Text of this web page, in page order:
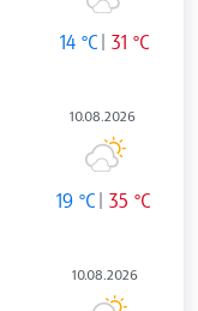
14 °C 31 °C
10.08.2026
19 °C 35 °C
10.08.2026